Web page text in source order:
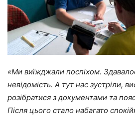
«Ми виїжджали поспіхом.
невідомість. А тут нас зустріли,
розібратися з документами та
Після цього стало набагато